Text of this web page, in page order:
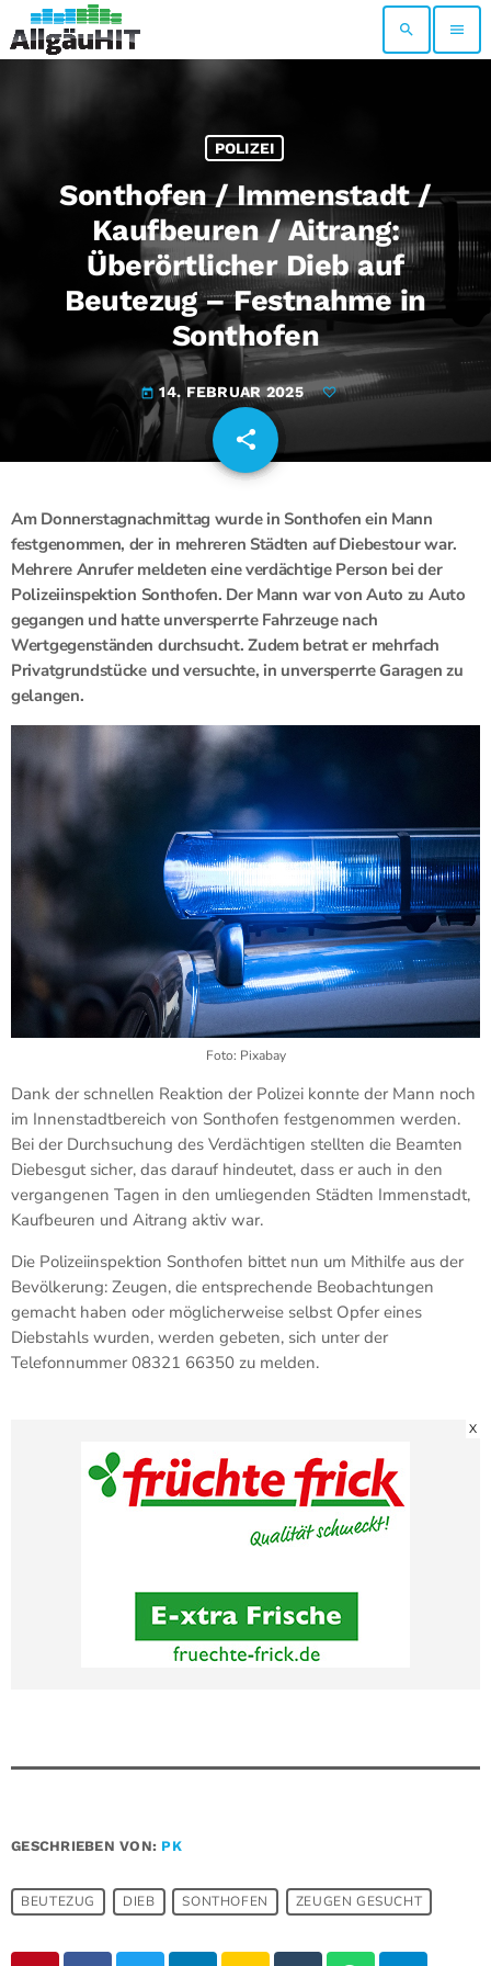
search menu
POLIZEI
Sonthofen / Immenstadt /
Kaufbeuren / Aitrang:
Überörtlicher Dieb auf
Beutezug – Festnahme in
Sonthofen
today 14. FEBRUAR 2025
share
email
Am Donnerstagnachmittag wurde in Sonthofen ein Mann
festgenommen, der in mehreren Städten auf Diebestour war.
Mehrere Anrufer meldeten eine verdächtige Person bei der
Polizeiinspektion Sonthofen. Der Mann war von Auto zu Auto
gegangen und hatte unversperrte Fahrzeuge nach
Wertgegenständen durchsucht. Zudem betrat er mehrfach
Privatgrundstücke und versuchte, in unversperrte Garagen zu
gelangen.
Foto: Pixabay
Dank der schnellen Reaktion der Polizei konnte der Mann noch
im Innenstadtbereich von Sonthofen festgenommen werden.
Bei der Durchsuchung des Verdächtigen stellten die Beamten
Diebesgut sicher, das darauf hindeutet, dass er auch in den
vergangenen Tagen in den umliegenden Städten Immenstadt,
Kaufbeuren und Aitrang aktiv war.
Die Polizeiinspektion Sonthofen bittet nun um Mithilfe aus der
Bevölkerung: Zeugen, die entsprechende Beobachtungen
gemacht haben oder möglicherweise selbst Opfer eines
Diebstahls wurden, werden gebeten, sich unter der
Telefonnummer 08321 66350 zu melden.
X
GESCHRIEBEN VON: PK
BEUTEZUG DIEB SONTHOFEN ZEUGEN GESUCHT